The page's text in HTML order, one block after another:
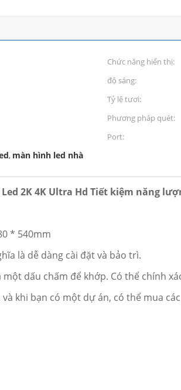
Chức năng hiển thị:
độ sáng:
Tỷ lệ tươi:
Phương pháp quét:
Port:
, màn hình led nhà
2K 4K Ultra Hd Tiết kiệm năng
* 540mm
là dễ dàng cài đặt và bảo trì.
dấu chấm để khớp. Có thể chính
khi bạn có một dự án, có thể mua